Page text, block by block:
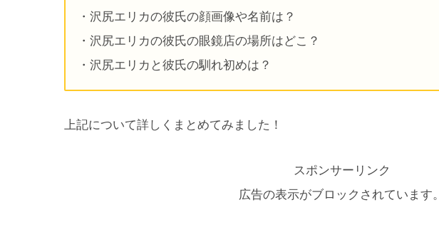
・沢尻エリカの彼氏の顔画像や名前は？
・沢尻エリカの彼氏の眼鏡店の場所はどこ？
・沢尻エリカと彼氏の馴れ初めは？
上記について詳しくまとめてみました！
スポンサーリンク
広告の表示がブロックされています。